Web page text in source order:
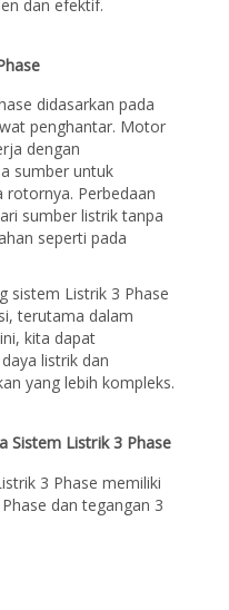
dan efektif.
didasarkan pada
penghantar. Motor
dengan
sumber untuk
rotornya. Perbedaan
sumber listrik tanpa
seperti pada
sistem Listrik 3 Phase
terutama dalam
kita dapat
listrik dan
yang lebih kompleks.
Sistem Listrik 3 Phase
3 Phase memiliki
dan tegangan 3